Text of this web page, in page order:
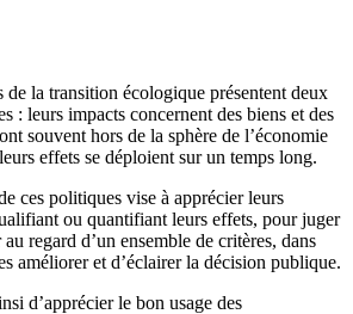
de la transition écologique présentent deux
: leurs impacts concernent des biens et des
souvent hors de la sphère de l’économie
effets se déploient sur un temps long.
ces politiques vise à apprécier leurs
ou quantifiant leurs effets, pour juger
regard d’un ensemble de critères, dans
améliorer et d’éclairer la décision publique.
d’apprécier le bon usage des